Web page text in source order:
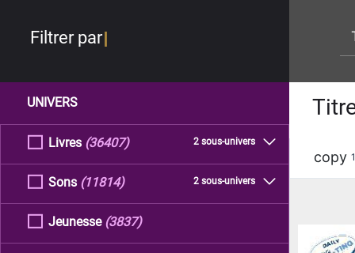
Filtrer par
UNIVERS
Livres 2 sous-univers
(36407)
Sons 2 sous-univers
(11814)
Jeunesse (3837)
copy